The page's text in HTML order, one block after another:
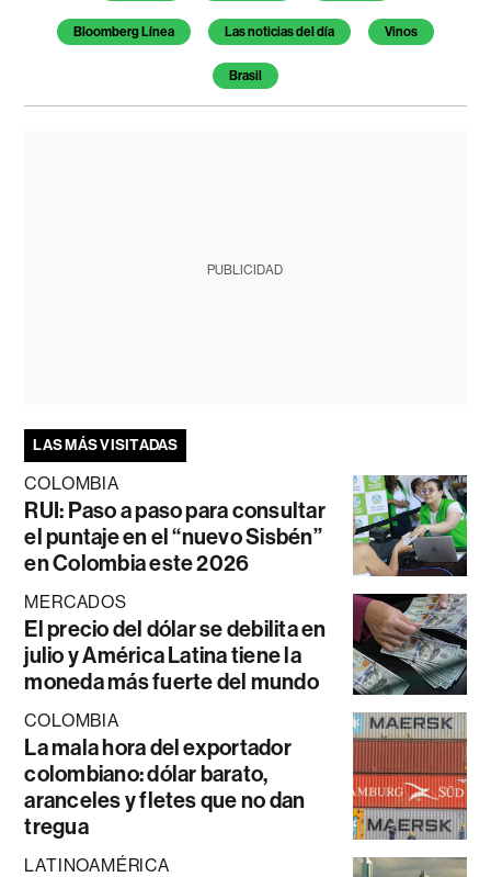
Bloomberg Línea Las noticias del día Vinos
Brasil
PUBLICIDAD
LAS MÁS VISITADAS
COLOMBIA
RUI: Paso a paso para consultar
el puntaje en el “nuevo Sisbén”
en Colombia este 2026
MERCADOS
El precio del dólar se debilita en
julio y América Latina tiene la
moneda más fuerte del mundo
COLOMBIA
La mala hora del exportador
colombiano: dólar barato,
aranceles y fletes que no dan
tregua
LATINOAMÉRICA